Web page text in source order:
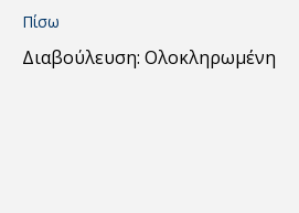
Πίσω
Διαβούλευση: Ολοκληρωμένη